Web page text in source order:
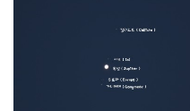
12-01
본회|김지훈